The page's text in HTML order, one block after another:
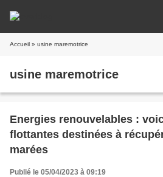
Accueil » usine maremotrice
usine maremotrice
Energies renouvelables :
flottantes destinées à
marées
Publié le 05/04/2023 à 09:19